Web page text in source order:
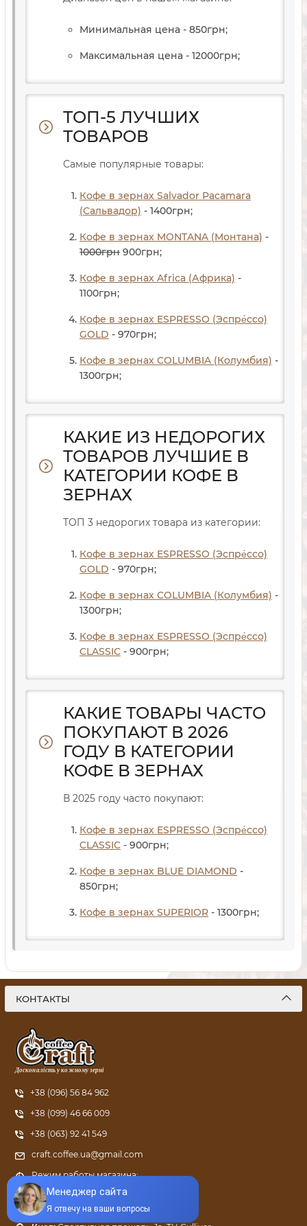
Минимальная цена - 850грн;
Максимальная цена - 12000грн;
ТОП-5 ЛУЧШИХ
ТОВАРОВ
Самые популярные товары:
Кофе в зернах Salvador Pacamara
(Сальвадор) - 1400грн;
Кофе в зернах MONTANA (Монтана) -
1000грн 900грн;
Кофе в зернах Africa (Африка) -
1100грн;
Кофе в зернах ESPRESSO (Эспре́ссо)
GOLD - 970грн;
Кофе в зернах COLUMBIA (Колумбия) -
1300грн;
КАКИЕ ИЗ НЕДОРОГИХ
ТОВАРОВ ЛУЧШИЕ В
КАТЕГОРИИ КОФЕ В
ЗЕРНАХ
ТОП 3 недорогих товара из категории:
Кофе в зернах ESPRESSO (Эспре́ссо)
GOLD - 970грн;
Кофе в зернах COLUMBIA (Колумбия) -
1300грн;
Кофе в зернах ESPRESSO (Эспре́ссо)
CLASSIC - 900грн;
КАКИЕ ТОВАРЫ ЧАСТО
ПОКУПАЮТ В 2026
ГОДУ В КАТЕГОРИИ
КОФЕ В ЗЕРНАХ
В 2025 году часто покупают:
Кофе в зернах ESPRESSO (Эспре́ссо)
CLASSIC - 900грн;
Кофе в зернах BLUE DIAMOND -
850грн;
Кофе в зернах SUPERIOR - 1300грн;
КОНТАКТЫ
Досконалість у кожному зерні
+38 (096) 56 84 962
+38 (099) 46 66 009
+38 (063) 92 41 549
craft.coffee.ua@gmail.com
Режим работы магазина:
ПН - ПТ: с 9:00 до 21:00
Харьков:ул. Григория Сковороды, 66